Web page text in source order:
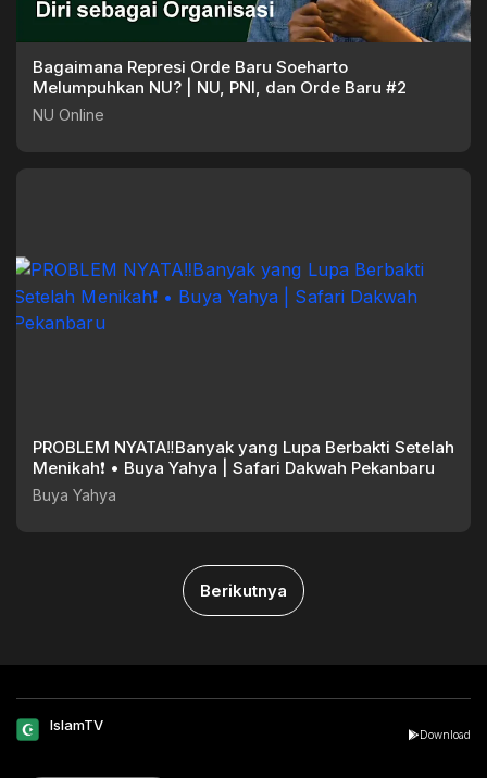
Bagaimana Represi Orde Baru Soeharto
Melumpuhkan NU? | NU, PNI, dan Orde Baru #2
NU Online
PROBLEM NYATA‼️Banyak yang Lupa Berbakti Setelah
Menikah❗ • Buya Yahya | Safari Dakwah Pekanbaru
Buya Yahya
Berikutnya
IslamTV
Download